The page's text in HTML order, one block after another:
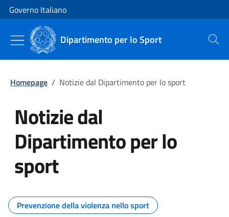
Vai al contenuto
Vai alla navigazione del sito
Governo Italiano
Dipartimento per lo Sport Cerca
Homepage / Notizie dal Dipartimento per lo sport
Notizie dal
Dipartimento per lo
sport
Tutti i contenuti della pagina
Prevenzione della violenza nello sport